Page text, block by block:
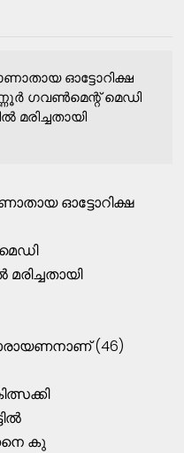
ഓട്ടോറിക്ഷ
ഗവണ്‍മെന്റ്‌ മെഡി
ഓട്ടോറിക്ഷ
(46)
കു